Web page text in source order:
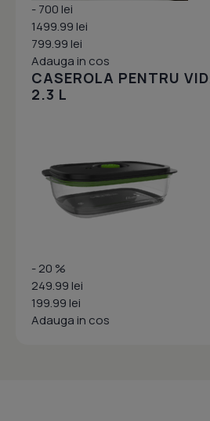
- 700 lei
1499.99 lei
799.99 lei
Adauga in cos
CASEROLA PENTRU
2.3 L
- 20 %
249.99 lei
199.99 lei
Adauga in cos